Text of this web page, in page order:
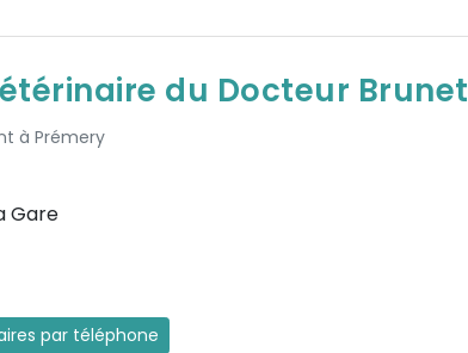
du Docteur Brunet
à Prémery
Gare
par téléphone